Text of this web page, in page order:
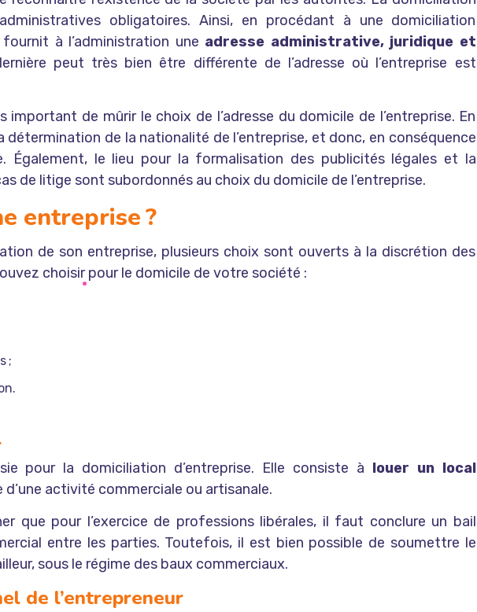
obligatoires. Ainsi, en procédant à une domiciliation
fournit à l’administration une adresse administrative, juridique et
peut très bien être différente de l’adresse où l’entreprise est
important de mûrir le choix de l’adresse du domicile de l’entreprise. En
détermination de la nationalité de l’entreprise, et donc, en conséquence
Également, le lieu pour la formalisation des publicités légales et la
de litige sont subordonnés au choix du domicile de l’entreprise.
entreprise ?
de son entreprise, plusieurs choix sont ouverts à la discrétion des
choisir pour le domicile de votre société :
;
pour la domiciliation d’entreprise. Elle consiste à louer un local
d’une activité commerciale ou artisanale.
que pour l’exercice de professions libérales, il faut conclure un bail
entre les parties. Toutefois, il est bien possible de soumettre le
sous le régime des baux commerciaux.
de l’entrepreneur